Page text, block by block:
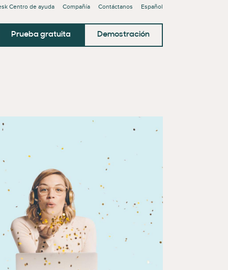
Centro de ayuda Compañía Contáctanos Español
Prueba gratuita Demostración